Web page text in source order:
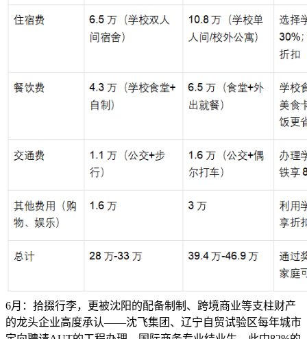
6月：拾掇行李，更被沈阳的配备制制、跨境商业等支柱财产
的龙头企业高度承认——沈飞集团、辽宁自贸试验区每年城市